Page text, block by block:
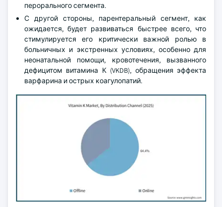
перорального сегмента.
С другой стороны, парентеральный сегмент, как
ожидается, будет развиваться быстрее всего, что
стимулируется его критически важной ролью в
больничных и экстренных условиях, особенно для
неонатальной помощи, кровотечения, вызванного
дефицитом витамина К (VKDB), обращения эффекта
варфарина и острых коагулопатий.